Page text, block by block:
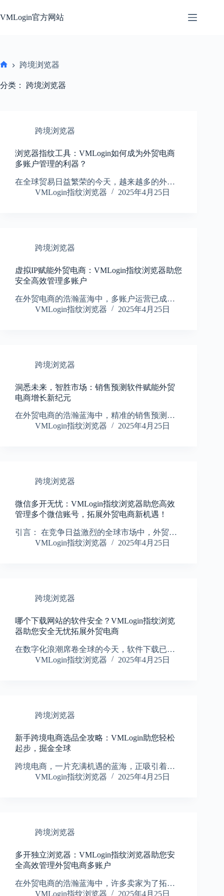
过
VMLogin官方网站
页
跨境浏览器
分类： 跨境浏览器
跨境浏览器
浏览器指纹工具：VMLogin如何成为外贸电商
多账户管理的利器？
在全球贸易日益繁荣的今天，越来越多的外…
VMLogin指纹浏览器
2025年4月25日
跨境浏览器
虚拟IP赋能外贸电商：VMLogin指纹浏览器助您
安全高效管理多账户
在外贸电商的浩瀚蓝海中，多账户运营已成…
VMLogin指纹浏览器
2025年4月25日
跨境浏览器
洞悉未来，智胜市场：销售预测软件赋能外贸
电商增长新纪元
在外贸电商的浩瀚蓝海中，精准的销售预测…
VMLogin指纹浏览器
2025年4月25日
跨境浏览器
微信多开无忧：VMLogin指纹浏览器助您高效
管理多个微信账号，拓展外贸电商新机遇！
引言： 在竞争日益激烈的全球市场中，外贸…
VMLogin指纹浏览器
2025年4月25日
跨境浏览器
哪个下载网站的软件安全？VMLogin指纹浏览
器助您安全无忧拓展外贸电商
在数字化浪潮席卷全球的今天，软件下载已…
VMLogin指纹浏览器
2025年4月25日
跨境浏览器
新手跨境电商选品全攻略：VMLogin助您轻松
起步，掘金全球
跨境电商，一片充满机遇的蓝海，正吸引着…
VMLogin指纹浏览器
2025年4月25日
跨境浏览器
多开独立浏览器：VMLogin指纹浏览器助您安
全高效管理外贸电商多账户
在外贸电商的浩瀚蓝海中，许多卖家为了拓…
VMLogin指纹浏览器
2025年4月25日